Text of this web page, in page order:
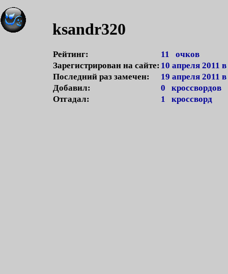
ksandr320
Рейтинг:
11 очков
Зарегистрирован на сайте: 10 апреля 2011
Последний раз замечен:
19 апреля 2011
Добавил:
0 кроссвордов
Отгадал:
1 кроссворд